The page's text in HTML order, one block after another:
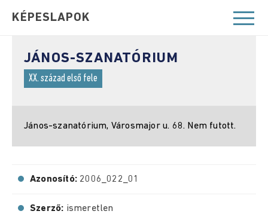
KÉPESLAPOK
JÁNOS-SZANATÓRIUM
XX. század első fele
János-szanatórium, Városmajor u. 68. Nem futott.
Azonosító: 2006_022_01
Szerző: ismeretlen